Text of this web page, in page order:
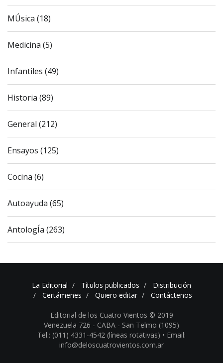
MÚsica (18)
Medicina (5)
Infantiles (49)
Historia (89)
General (212)
Ensayos (125)
Cocina (6)
Autoayuda (65)
AntologÍa (263)
La Editorial Títulos publicados
Distribución
Certámenes
Quiero editar Contáctenos
Editorial de los Cuatro Vientos © 2019
Venezuela 726 - CABA - San Telmo (1095)
Tel.: (011) 4331-4542 (líneas rotativas) • Email:
info@deloscuatrovientos.com.ar